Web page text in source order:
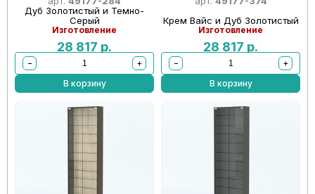
Дуб Золотистый и Темно-
Серый
Изготовление
28 817 р.
−
+
В корзину
Крем Вайс и Дуб Золотистый
Изготовление
28 817 р.
−
+
В корзину